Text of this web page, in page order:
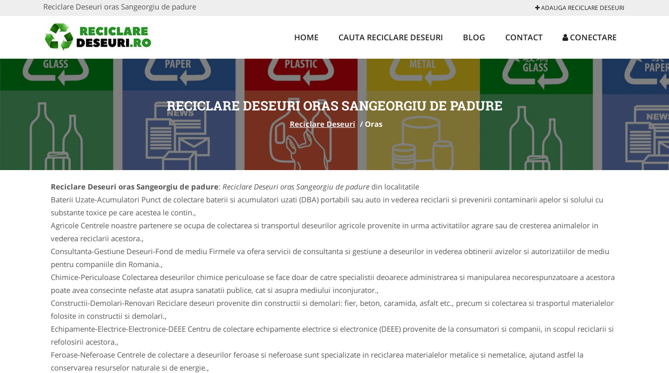
Reciclare Deseuri oras Sangeorgiu de padure ADAUGA RECICLARE DESEURI
HOME CAUTA RECICLARE DESEURI BLOG CONTACT CONECTARE
RECICLARE DESEURI ORAS SANGEORGIU DE PADURE
Reciclare Deseuri / Oras
Reciclare Deseuri oras Sangeorgiu de padure: Reciclare Deseuri oras Sangeorgiu de padure din localitatile
Baterii Uzate-Acumulatori Punct de colectare baterii si acumulatori uzati (DBA) portabili sau auto in vederea reciclarii si prevenirii contaminarii apelor si solului cu
substante toxice pe care acestea le contin.,
Agricole Centrele noastre partenere se ocupa de colectarea si transportul deseurilor agricole provenite in urma activitatilor agrare sau de cresterea animalelor in
vederea reciclarii acestora.,
Consultanta-Gestiune Deseuri-Fond de mediu Firmele va ofera servicii de consultanta si gestiune a deseurilor in vederea obtinerii avizelor si autorizatiilor de mediu
pentru companiile din Romania.,
Chimice-Periculoase Colectarea deseurilor chimice periculoase se face doar de catre specialistii deoarece administrarea si manipularea necorespunzatoare a acestora
poate avea consecinte nefaste atat asupra sanatatii publice, cat si asupra mediului inconjurator.,
Constructii-Demolari-Renovari Reciclare deseuri provenite din constructii si demolari: fier, beton, caramida, asfalt etc., precum si colectarea si trasportul materialelor
folosite in constructii si demolari.,
Echipamente-Electrice-Electronice-DEEE Centru de colectare echipamente electrice si electronice (DEEE) provenite de la consumatori si companii, in scopul reciclarii si
refolosirii acestora.,
Feroase-Neferoase Centrele de colectare a deseurilor feroase si neferoase sunt specializate in reciclarea materialelor metalice si nemetalice, ajutand astfel la
conservarea resurselor naturale si de energie.,